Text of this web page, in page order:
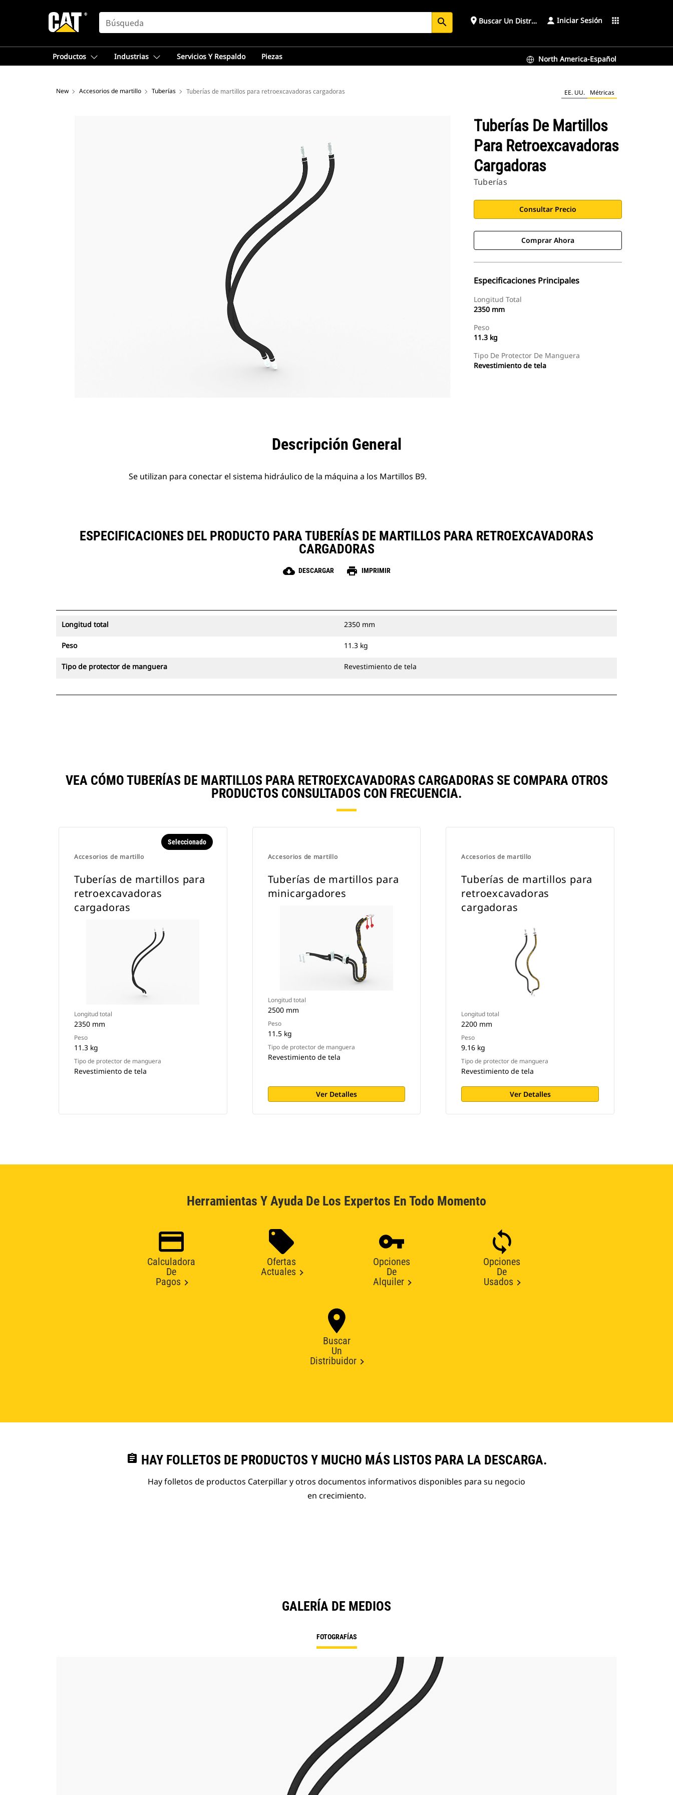
SEARCH search place Buscar Un Distribuidor Iniciar Sesión apps
Productos Industrias Servicios Y Respaldo Piezas North America-Español
New Accesorios de martillo Tuberías Tuberías de martillos para retroexcavadoras cargadoras EE. UU. Métricas
Tuberías De Martillos
Para Retroexcavadoras
Cargadoras
Tuberías
Consultar Precio
Comprar Ahora
Especificaciones Principales
Longitud Total
2350 mm
Peso
11.3 kg
Tipo De Protector De Manguera
Revestimiento de tela
Descripción General
Se utilizan para conectar el sistema hidráulico de la máquina a los Martillos B9.
ESPECIFICACIONES DEL PRODUCTO PARA TUBERÍAS DE MARTILLOS PARA RETROEXCAVADORAS
CARGADORAS
cloud_download DESCARGAR print IMPRIMIR
Longitud total 2350 mm
Peso 11.3 kg
Tipo de protector de manguera Revestimiento de tela
VEA CÓMO TUBERÍAS DE MARTILLOS PARA RETROEXCAVADORAS CARGADORAS SE COMPARA OTROS
PRODUCTOS CONSULTADOS CON FRECUENCIA.
Accesorios de martillo
Seleccionado
Tuberías de martillos para
retroexcavadoras
cargadoras
Longitud total
2350 mm
Peso
11.3 kg
Tipo de protector de manguera
Revestimiento de tela
Accesorios de martillo
Tuberías de martillos para
minicargadores
Longitud total
2500 mm
Peso
11.5 kg
Tipo de protector de manguera
Revestimiento de tela
Ver Detalles
Accesorios de martillo
Tuberías de martillos para
retroexcavadoras
cargadoras
Longitud total
2200 mm
Peso
9.16 kg
Tipo de protector de manguera
Revestimiento de tela
Ver Detalles
Herramientas Y Ayuda De Los Expertos En Todo Momento
Calculadora
De
Pagos
Ofertas
Actuales
Opciones
De
Alquiler
Opciones
De
Usados
Buscar
Un
Distribuidor
assignment HAY FOLLETOS DE PRODUCTOS Y MUCHO MÁS LISTOS PARA LA DESCARGA.
Hay folletos de productos Caterpillar y otros documentos informativos disponibles para su negocio
en crecimiento.
GALERÍA DE MEDIOS
FOTOGRAFÍAS